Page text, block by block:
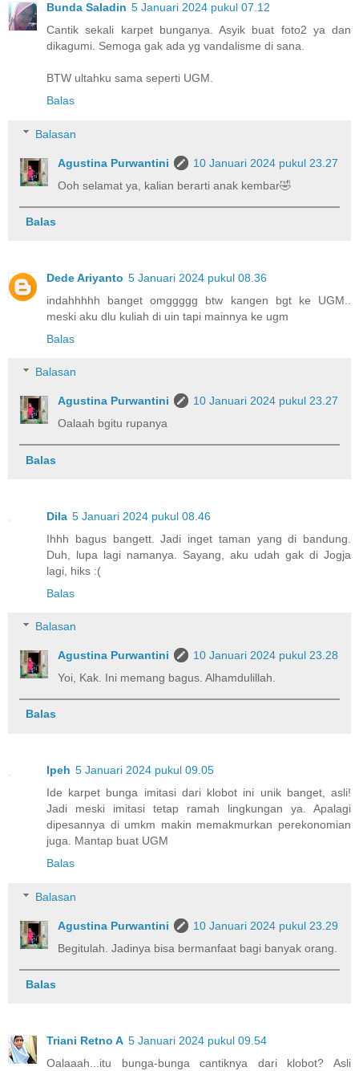
Bunda Saladin 5 Januari 2024 pukul 07.12
Cantik sekali karpet bunganya. Asyik buat foto2 ya dan
dikagumi. Semoga gak ada yg vandalisme di sana.
BTW ultahku sama seperti UGM.
Balas
Balasan
Agustina Purwantini
10 Januari 2024 pukul 23.27
Ooh selamat ya, kalian berarti anak kembar🤣
Balas
Dede Ariyanto 5 Januari 2024 pukul 08.36
indahhhhh banget omggggg btw kangen bgt ke UGM..
meski aku dlu kuliah di uin tapi mainnya ke ugm
Balas
Balasan
Agustina Purwantini
10 Januari 2024 pukul 23.27
Oalaah bgitu rupanya
Balas
Dila 5 Januari 2024 pukul 08.46
Ihhh bagus bangett. Jadi inget taman yang di bandung.
Duh, lupa lagi namanya. Sayang, aku udah gak di Jogja
lagi, hiks :(
Balas
Balasan
Agustina Purwantini
10 Januari 2024 pukul 23.28
Yoi, Kak. Ini memang bagus. Alhamdulillah.
Balas
Ipeh 5 Januari 2024 pukul 09.05
Ide karpet bunga imitasi dari klobot ini unik banget, asli!
Jadi meski imitasi tetap ramah lingkungan ya. Apalagi
dipesannya di umkm makin memakmurkan perekonomian
juga. Mantap buat UGM
Balas
Balasan
Agustina Purwantini
10 Januari 2024 pukul 23.29
Begitulah. Jadinya bisa bermanfaat bagi banyak orang.
Balas
Triani Retno A 5 Januari 2024 pukul 09.54
Oalaaah...itu bunga-bunga cantiknya dari klobot? Asli